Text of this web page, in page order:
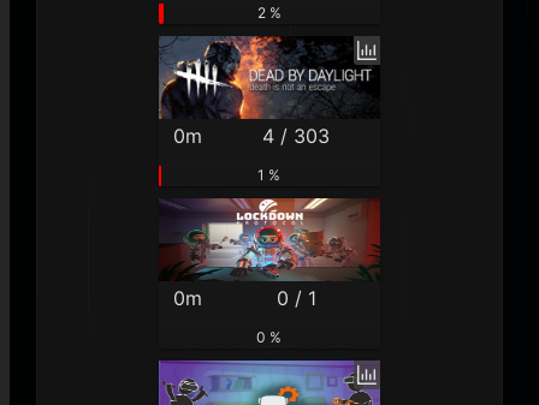
2 %
0m 4 / 303
1 %
0m 0 / 1
0 %